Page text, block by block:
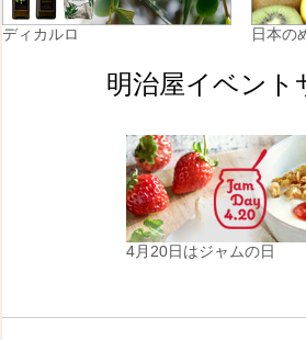
ディカルロ 日本の
明治屋イベント
4月20日はジャムの日